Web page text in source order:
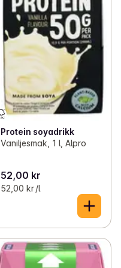
Protein soyadrikk
Vaniljesmak, 1 l, Alpro
52,00 kr
52,00 kr /l